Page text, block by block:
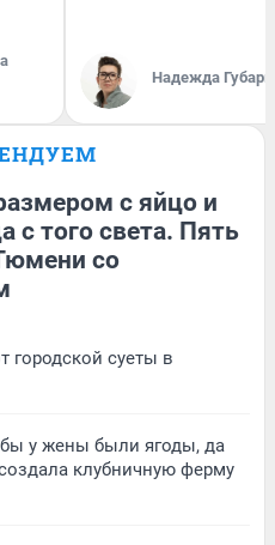
Надежда Губарь
с яйцо и
того света. Пять
со
городской суеты в
у жены были ягоды, да
клубничную ферму